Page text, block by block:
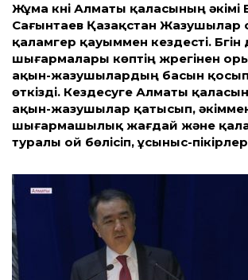
Жұма күні Алматы қаласының
Сағынтаев Қазақстан Жазушылар
қаламгер қауыммен кездесті. Бүгін
шығармалары көптің жүрегінен
ақын-жазушылардың басын
өткізді. Кездесуге Алматы
ақын-жазушылар қатысып,
шығармашылық жағдай және қала
туралы ой бөлісіп, ұсыныс-